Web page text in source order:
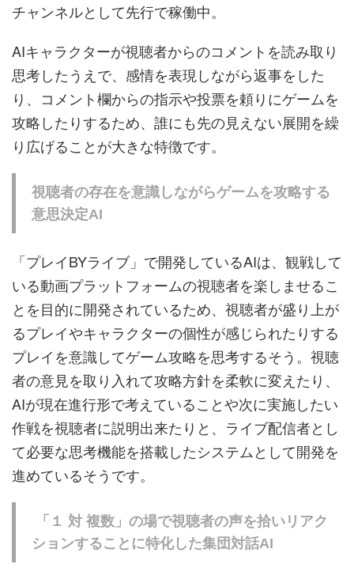
チャンネルとして先行で稼働中。
AIキャラクターが視聴者からのコメントを読み取り
思考したうえで、感情を表現しながら返事をした
り、コメント欄からの指示や投票を頼りにゲームを
攻略したりするため、誰にも先の見えない展開を繰
り広げることが大きな特徴です。
視聴者の存在を意識しながらゲームを攻略する
意思決定AI
「プレイBYライブ」で開発しているAIは、観戦して
いる動画プラットフォームの視聴者を楽しませるこ
とを目的に開発されているため、視聴者が盛り上が
るプレイやキャラクターの個性が感じられたりする
プレイを意識してゲーム攻略を思考するそう。視聴
者の意見を取り入れて攻略方針を柔軟に変えたり、
AIが現在進行形で考えていることや次に実施したい
作戦を視聴者に説明出来たりと、ライブ配信者とし
て必要な思考機能を搭載したシステムとして開発を
進めているそうです。
「１ 対 複数」の場で視聴者の声を拾いリアク
ションすることに特化した集団対話AI